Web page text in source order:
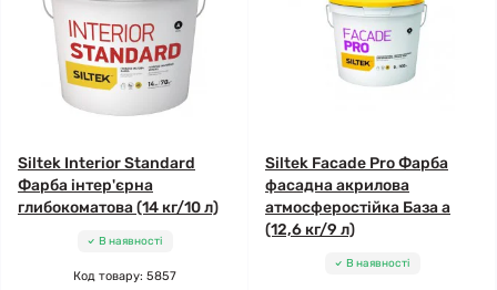
Siltek Interior Standard
Фарба інтер'єрна
глибокоматова (14 кг/10 л)
В наявності
Код товару: 5857
Siltek Facade Pro Фарба
фасадна акрилова
атмосферостійка База а
(12,6 кг/9 л)
В наявності